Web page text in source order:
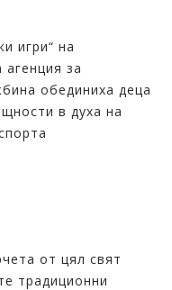
игри“ на
за
обединиха деца
в духа на
от цял свят
традиционни